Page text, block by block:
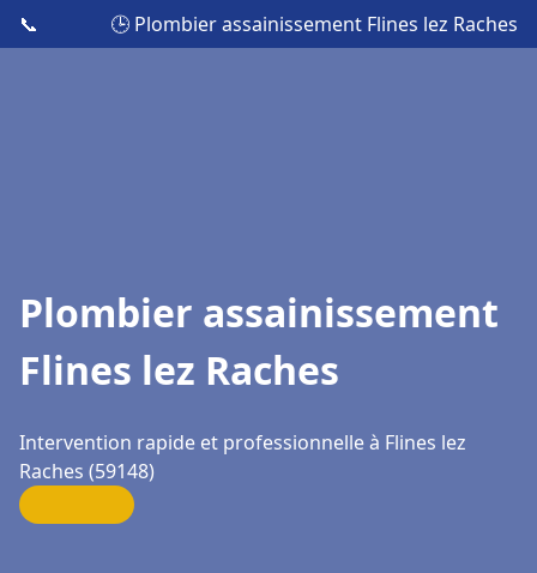
📞 🕒 Plombier assainissement Flines lez Raches
Plombier assainissement
Flines lez Raches
Intervention rapide et professionnelle à Flines lez
Raches (59148)